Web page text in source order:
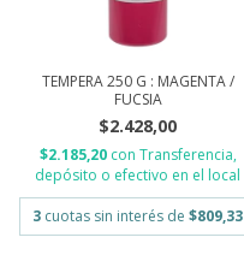
TEMPERA 250 G : MAGENTA /
FUCSIA
$2.428,00
$2.185,20 con Transferencia,
depósito o efectivo en el local
3 cuotas sin interés de $809,33